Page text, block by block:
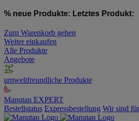
% neue Produkte: Letztes Produkt:
Zum Warenkorb gehen
Weiter einkaufen
Alle Produkte
Angebote
umweltfreundliche Produkte
Manutan EXPERT
Bestellstatus Expressbestellung Wir sind